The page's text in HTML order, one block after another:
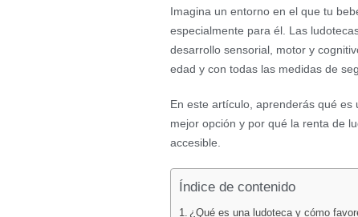
Imagina un entorno en el que tu
especialmente para él. Las
desarrollo sensorial, motor y
edad y con todas las medidas de
En este artículo, aprenderás qué
mejor opción y por qué la renta de
accesible.
Índice de contenido
¿Qué es una ludoteca y cómo